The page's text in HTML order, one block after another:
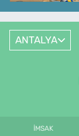
ANTALYA
İMSAK